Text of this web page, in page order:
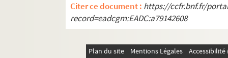
Citer ce document : https://ccfr.bnf.fr/
record=eadcgm:EADC:a79142608
Plan du site Mentions Légales